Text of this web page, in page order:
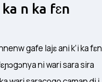
ka n ka fɛn
gafe lajɛ ani k’i ka fɛn
ni wari sara sira